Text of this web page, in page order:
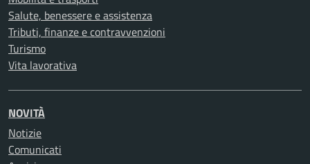
Salute, benessere e assistenza
Tributi, finanze e contravvenzioni
Turismo
Vita lavorativa
NOVITÀ
Notizie
Comunicati